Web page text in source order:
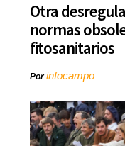
Otra
normas
fitosanitarios
Porinfocampo